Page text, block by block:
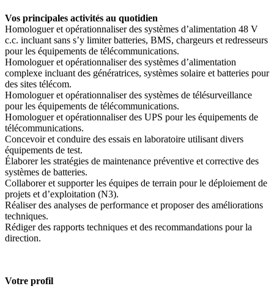
Vos principales activités au quotidien
Homologuer et opérationnaliser des systèmes d’alimentation 48 V
c.c. incluant sans s’y limiter batteries, BMS, chargeurs et redresseurs
pour les équipements de télécommunications.
Homologuer et opérationnaliser des systèmes d’alimentation
complexe incluant des génératrices, systèmes solaire et batteries pour
des sites télécom.
Homologuer et opérationnaliser des systèmes de télésurveillance
pour les équipements de télécommunications.
Homologuer et opérationnaliser des UPS pour les équipements de
télécommunications.
Concevoir et conduire des essais en laboratoire utilisant divers
équipements de test.
Élaborer les stratégies de maintenance préventive et corrective des
systèmes de batteries.
Collaborer et supporter les équipes de terrain pour le déploiement de
projets et d’exploitation (N3).
Réaliser des analyses de performance et proposer des améliorations
techniques.
Rédiger des rapports techniques et des recommandations pour la
direction.
Votre profil